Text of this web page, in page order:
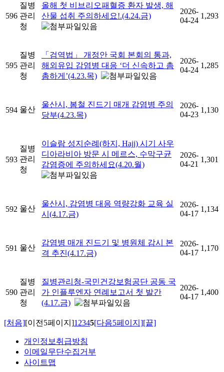
596
질병
관리
청
올해 첫 비브리오패혈증 환자 발생, 해
산물 섭취 주의하세요!.(4.24.금)
2026-
04-24
1,293
595
질병
관리
청
「검역법」 개정안 국회 본회의 통과,
해외유입 감염병 대응 ‘더 신속하고 촘
촘하게’(4.23.목)
2026-
04-24
1,285
594 울산
울산시, 봄철 진드기 매개 감염병 주의
당부(4.23.목)
2026-
04-23
1,130
593
질병
관리
청
이슬람 성지순례(하지, Hajj) 시기 사우
디아라비아 방문 시 메르스, 수막구균
감염증에 주의하세요(4.20.월)
2026-
04-21
1,301
592 울산
울산시, 감염병 대응 역량강화 교육 실
시(4.17.금)
2026-
04-17
1,134
591 울산
감염병 매개 진드기 및 병원체 감시 본
격 추진(4.17.금)
2026-
04-17
1,170
590
질병
관리
청
질병관리청-국민건강보험공단 공동 국
가 인플루엔자 연례보고서 첫 발간
(4.17.금)
2026-
04-17
1,400
[처음][이전5페이지]1 2345[다음5페이지][끝]
개인정보취급방침
이메일무단수집거부
사이트맵